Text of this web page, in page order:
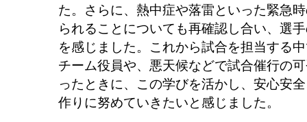
た。さらに、熱中症や落雷といった緊急
られることについても再確認し合い、選
を感じました。これから試合を担当する
チーム役員や、悪天候などで試合催行の
ったときに、この学びを活かし、安心安
作りに努めていきたいと感じました。